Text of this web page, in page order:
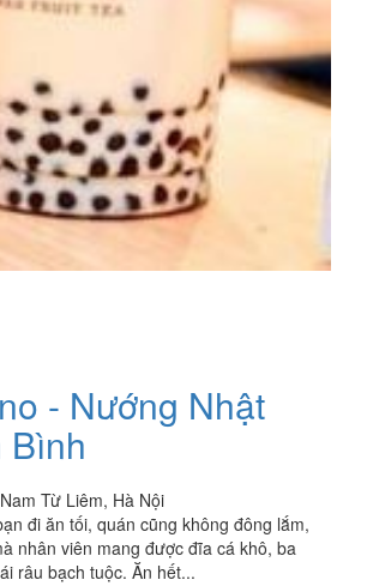
- Nướng Nhật
Bình
Từ Liêm, Hà Nội
đi ăn tối, quán cũng không đông lắm,
nhân viên mang được đĩa cá khô, ba
râu bạch tuộc. Ăn hết...